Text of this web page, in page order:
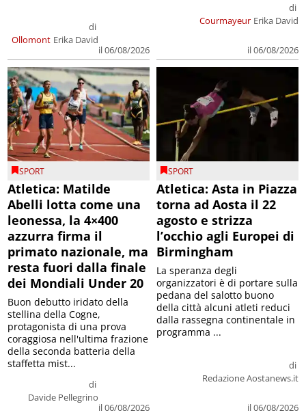
Ollomont
di
Erika David
il 06/08/2026
Courmayeur
di
Erika David
il 06/08/2026
SPORT
Atletica: Matilde
Abelli lotta come una
leonessa, la 4×400
azzurra firma il
primato nazionale, ma
resta fuori dalla finale
dei Mondiali Under 20
di
Davide Pellegrino
il 06/08/2026
Buon debutto iridato della
stellina della Cogne,
protagonista di una prova
coraggiosa nell'ultima frazione
della seconda batteria della
staffetta mist...
SPORT
Atletica: Asta in Piazza
torna ad Aosta il 22
agosto e strizza
l’occhio agli Europei di
Birmingham
di
Redazione Aostanews.it
il 06/08/2026
La speranza degli
organizzatori è di portare sulla
pedana del salotto buono
della città alcuni atleti reduci
dalla rassegna continentale in
programma ...